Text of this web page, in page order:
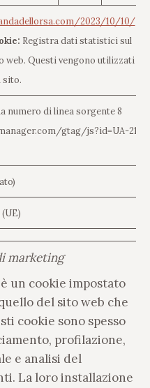
2023/10/10/
Registra dati statistici sul
Questi vengono utilizzati
sito.
numero di linea sorgente 8
gtag/js?id=UA-
marketing
un cookie impostato
del sito web che
cookie sono spesso
profilazione,
e analisi del
La loro installazione